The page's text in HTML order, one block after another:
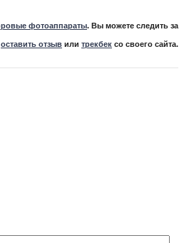
фотоаппараты. Вы можете следить за
оставить отзыв или трекбек со своего сайта.